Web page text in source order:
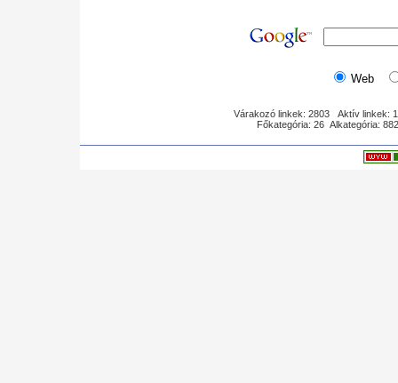
Web
Várakozó linkek: 2803 Aktív linkek:
Főkategória: 26 Alkategória: